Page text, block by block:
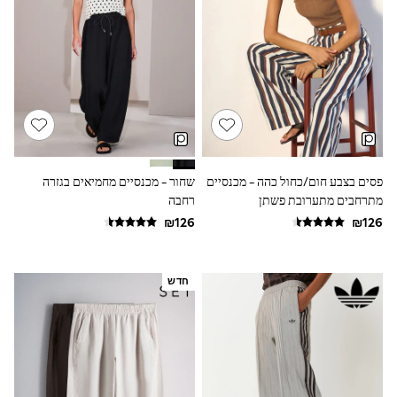
Gilets
Hooded
Parkas
Puffers
Raincoats
Shackets
T-Shirts
Pants & Chinos
Hoodies & Sweatshirts
Joggers
Underwear
Footwear
Multipack T-Shirts
Multipack Sleepsuits
Multipack Joggers
Pyjamas & Underwear
Underwear
Pyjamas
Thermal
Socks
Vests
Formal Sets
פסים בצבע חום/כחול כהה - מכנסיים
מתרחבים מתערובת פשתן
שחור - מכנסיים מחמיאים בגזרה
רחבה
חדש